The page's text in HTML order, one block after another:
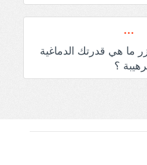
ما هي قدرتك الدماغية
؟